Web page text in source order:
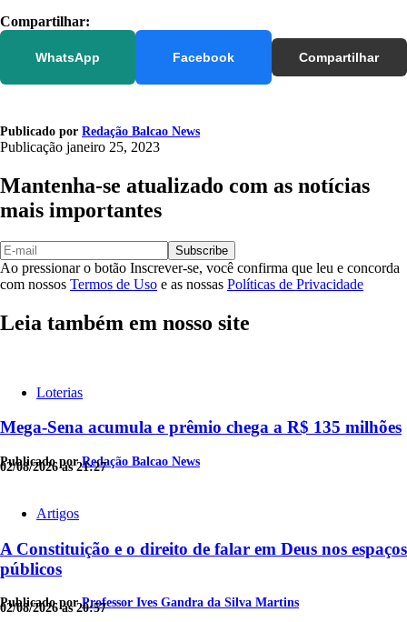
Compartilhar:
WhatsApp Facebook Compartilhar
Publicado por Redação Balcao News
Publicação janeiro 25, 2023
Mantenha-se atualizado com as notícias
mais importantes
Subscribe
Ao pressionar o botão Inscrever-se, você confirma que leu e concorda
com nossos Termos de Uso e as nossas Políticas de Privacidade
Leia também em nosso site
Loterias
Mega-Sena acumula e prêmio chega a R$ 135 milhões
Publicado porRedação Balcao News
02/08/2026 às 21:27
Artigos
A Constituição e o direito de falar em Deus nos espaços
públicos
Publicado porProfessor Ives Gandra da Silva Martins
02/08/2026 às 20:57